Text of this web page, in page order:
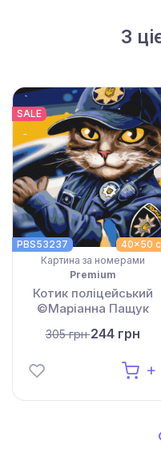
З
SALE
40x50
PBS53237
Картина за номерами
Premium
Котик поліцейський
©Маріанна Пащук
305 грн244 грн